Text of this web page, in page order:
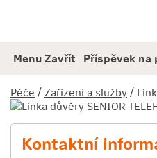
MenuZavřít Příspěvek na
Péče / Zařízení a služby/
Kontaktní